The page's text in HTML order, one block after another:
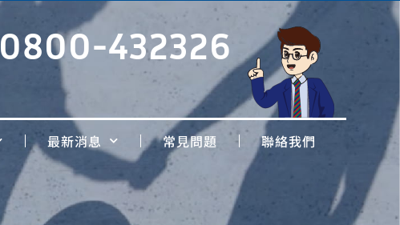
0800-432326
最新消息 常見問題 聯絡我們